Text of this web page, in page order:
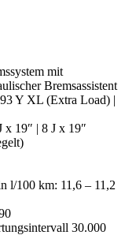
mit
Bremsassistent
Y XL (Extra Load) |
x 19″ | 8 J x 19″
l/100 km: 11,6 – 11,2
30.000